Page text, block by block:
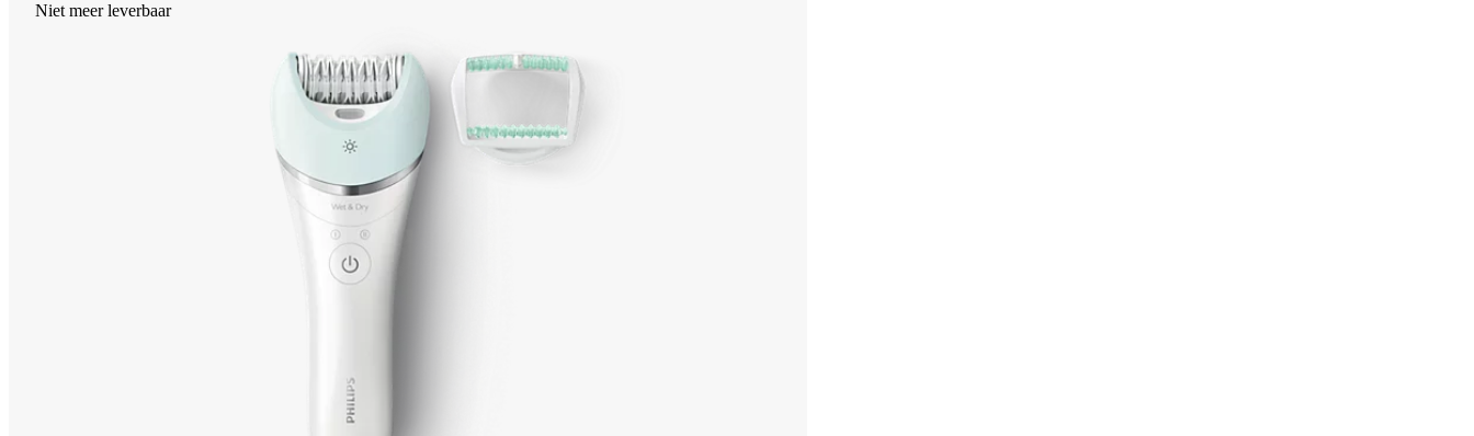
Niet meer leverbaar